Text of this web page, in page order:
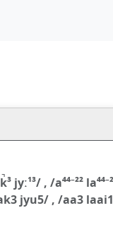
, /a⁴⁴⁻²²
jyu5/ , /aa3